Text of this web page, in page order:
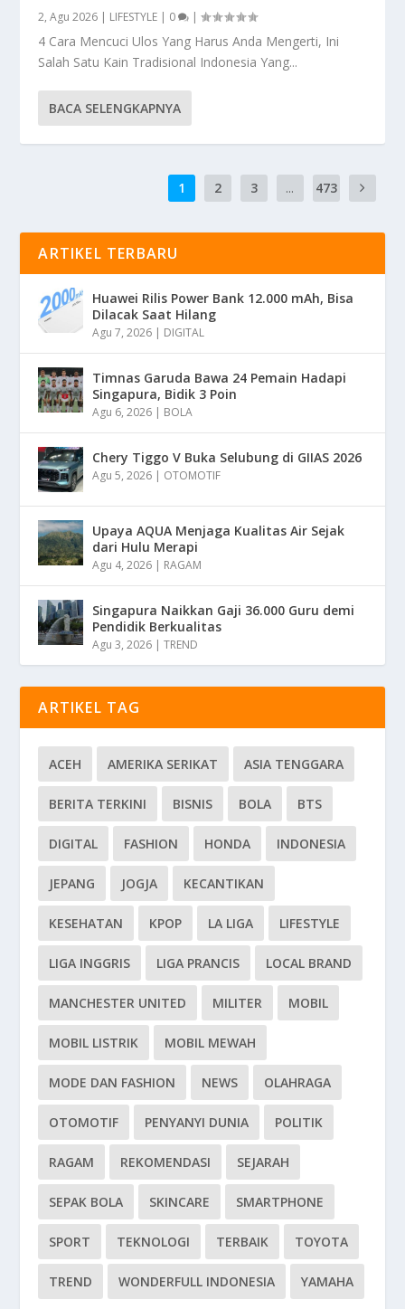
2, Agu 2026 | LIFESTYLE | 0 |
4 Cara Mencuci Ulos Yang Harus Anda Mengerti, Ini
Salah Satu Kain Tradisional Indonesia Yang...
BACA SELENGKAPNYA
1 2 3 ... 473
ARTIKEL TERBARU
Huawei Rilis Power Bank 12.000 mAh, Bisa
Dilacak Saat Hilang
Agu 7, 2026 | DIGITAL
Timnas Garuda Bawa 24 Pemain Hadapi
Singapura, Bidik 3 Poin
Agu 6, 2026 | BOLA
Chery Tiggo V Buka Selubung di GIIAS 2026
Agu 5, 2026 | OTOMOTIF
Upaya AQUA Menjaga Kualitas Air Sejak
dari Hulu Merapi
Agu 4, 2026 | RAGAM
Singapura Naikkan Gaji 36.000 Guru demi
Pendidik Berkualitas
Agu 3, 2026 |TREND
ARTIKEL TAG
ACEH AMERIKA SERIKAT ASIA TENGGARA
BERITA TERKINI BISNIS BOLA BTS
DIGITAL FASHION HONDA INDONESIA
JEPANG JOGJA KECANTIKAN
KESEHATAN KPOP LA LIGA LIFESTYLE
LIGA INGGRIS LIGA PRANCIS LOCAL BRAND
MANCHESTER UNITED MILITER MOBIL
MOBIL LISTRIK MOBIL MEWAH
MODE DAN FASHION NEWS OLAHRAGA
OTOMOTIF PENYANYI DUNIA POLITIK
RAGAM REKOMENDASI SEJARAH
SEPAK BOLA SKINCARE SMARTPHONE
SPORT TEKNOLOGI TERBAIK TOYOTA
TREND WONDERFULL INDONESIA YAMAHA